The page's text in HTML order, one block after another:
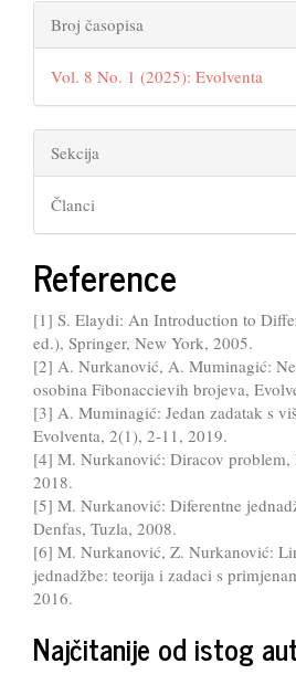
Broj časopisa
Vol. 8 No. 1 (2025): Evolventa
Sekcija
Članci
Reference
[1] S. Elaydi: An Introduction to
ed.), Springer, New York, 2005.
[2] A. Nurkanović, A. Muminagić:
osobina Fibonaccievih brojeva,
[3] A. Muminagić: Jedan zadatak s
Evolventa, 2(1), 2-11, 2019.
[4] M. Nurkanović: Diracov problem,
2018.
[5] M. Nurkanović: Diferentne
Denfas, Tuzla, 2008.
[6] M. Nurkanović, Z. Nurkanović:
jednadžbe: teorija i zadaci s
2016.
Najčitanije od istog